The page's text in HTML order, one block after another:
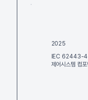
2025
IEC 62443-4-
제어시스템 컴